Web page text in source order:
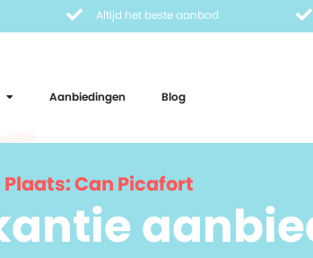
Altijd het beste aanbod
Aanbiedingen Blog
Plaats: Can Picafort